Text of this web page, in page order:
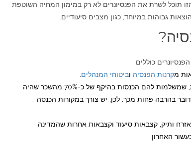
תוכל לשרת את הפנסיונרים לא רק במימון המחיה השוטפת
גבוהות במיוחד, כגון מצבים סיעודיים.
כוללים:
מקרנות הפנסיה וביטוחי המנהלים
לבעלי המזל, יש פנסיות ותיקות, שמשלמות להם הכנסות בהיקף של כ-70% מהשכר שהיה
בהרבה פחות מכך. לכן, יש צורך במקורות הכנסה
ותיק, קצבאות סיעוד וקצבאות אחרות שהמדינה
האחרון.